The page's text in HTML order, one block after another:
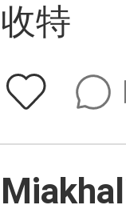
收特